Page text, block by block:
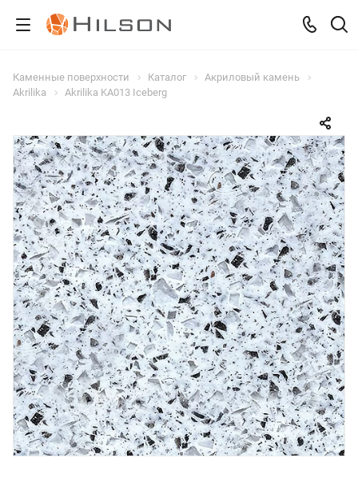
Каменные поверхности Каталог
Акриловый камень
Akrilika
Akrilika KA013 Iceberg